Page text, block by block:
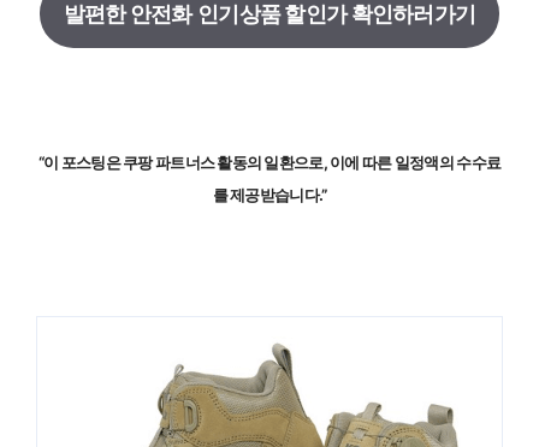
발편한 안전화 인기상품 할인가 확인하러가기
“이 포스팅은 쿠팡 파트너스 활동의 일환으로, 이에 따른 일정액의 수수료
를 제공받습니다.”